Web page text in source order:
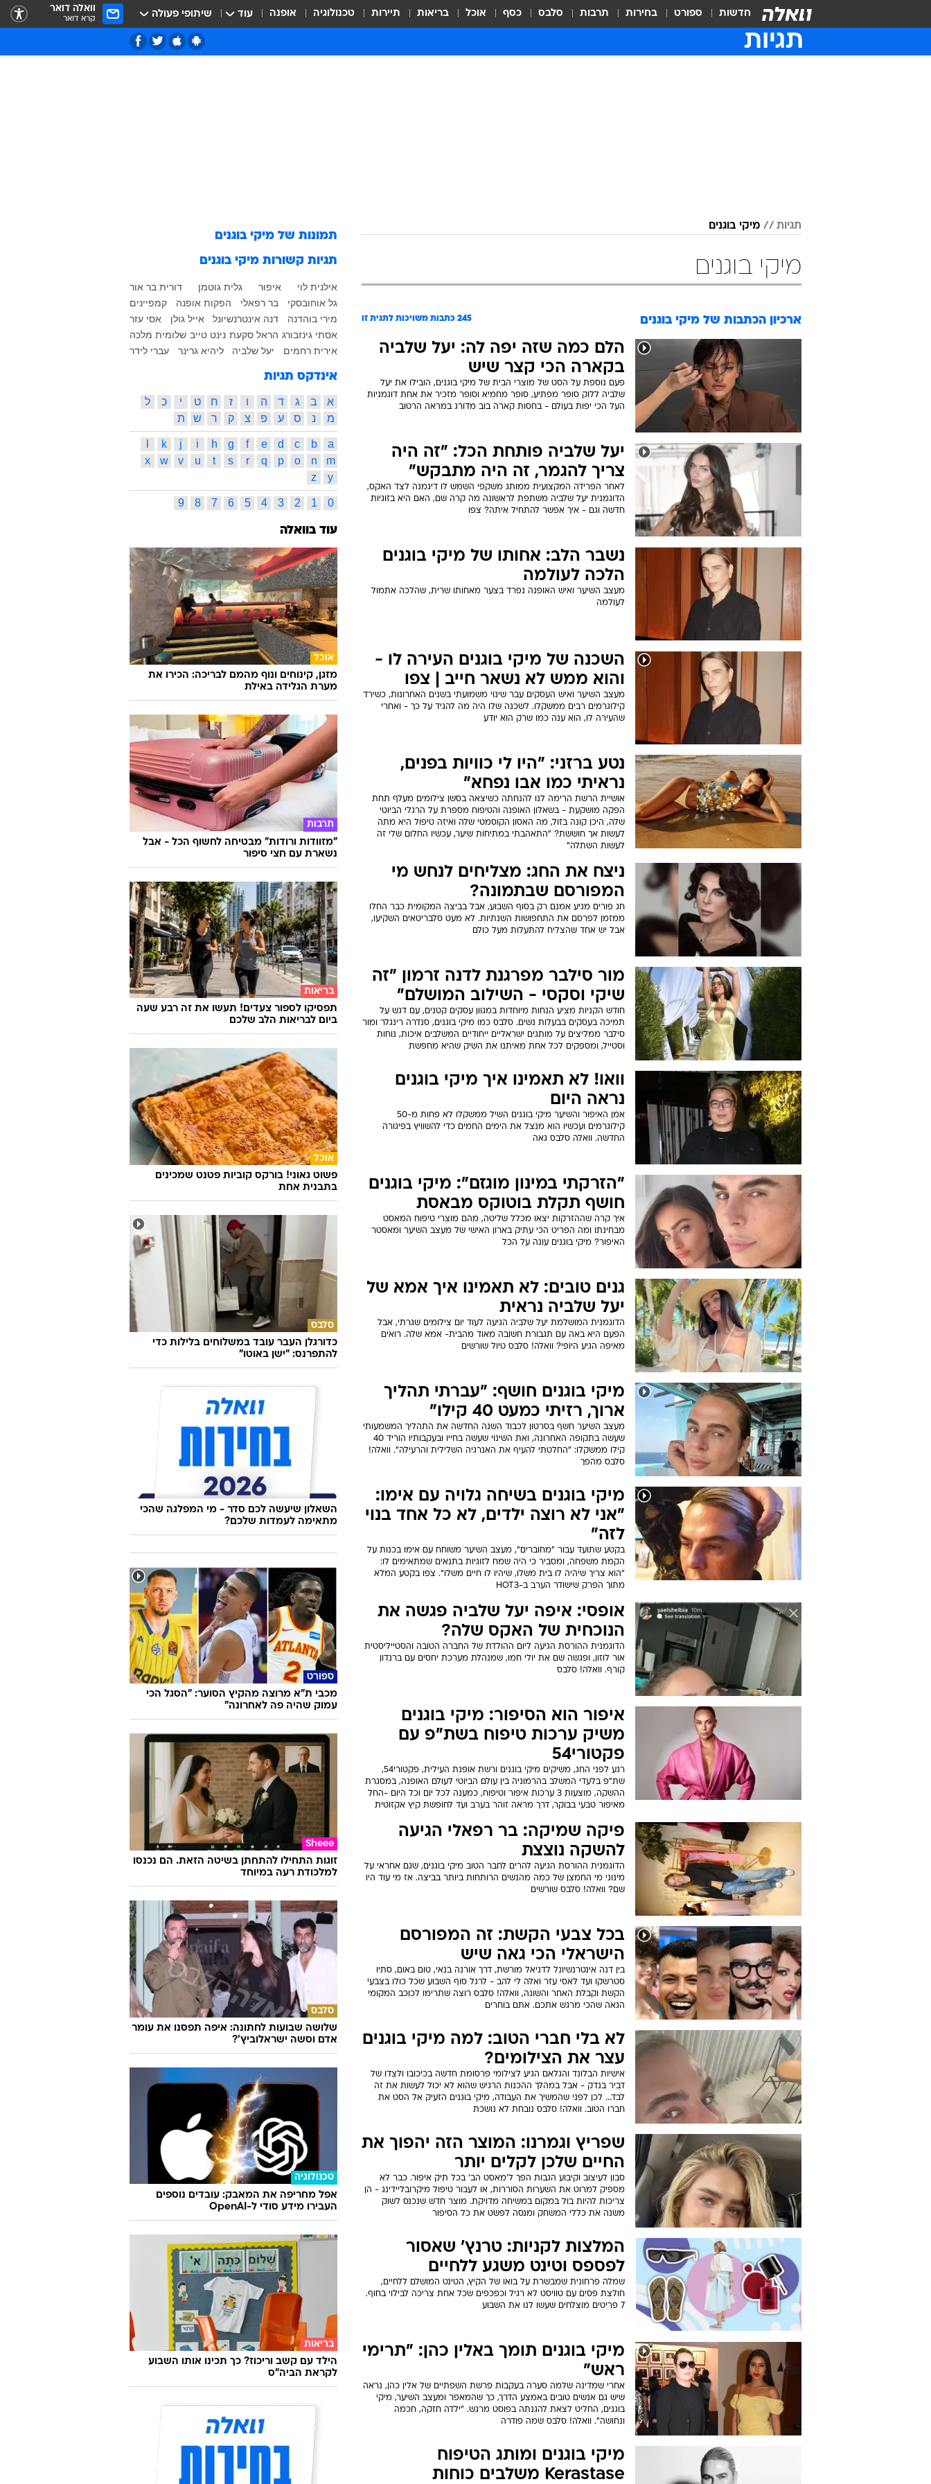
חדשות ספורט בחירות תרבות סלבס כסף אוכל בריאות תיירות טכנולוגיה אופנה עוד שיתופי פעולה וואלה דואר
קרא דואר
תגיות
תגיות מיקי בוגנים
מיקי בוגנים
ארכיון הכתבות של מיקי בוגנים 245 כתבות משויכות לתגית זו
הלם כמה שזה יפה לה: יעל שלביה
בקארה הכי קצר שיש
פעם נוספת על הסט של מוצרי הבית של מיקי בוגנים, הובילו את יעל
שלביה ללוק סופר מפתיע, סופר מחמיא וסופר מזכיר את אחת דוגמניות
העל הכי יפות בעולם - בחסות קארה בוב מדורג במראה הרטוב
יעל שלביה פותחת הכל: "זה היה
צריך להגמר, זה היה מתבקש"
לאחר הפרידה המקצועית ממותג משקפי השמש לו דיגמנה לצד האקס,
הדוגמנית יעל שלביה משתפת לראשונה מה קרה שם, האם היא בזוגיות
חדשה וגם - איך אפשר להתחיל איתה? צפו
נשבר הלב: אחותו של מיקי בוגנים
הלכה לעולמה
מעצב השיער ואיש האופנה נפרד בצער מאחותו שרית, שהלכה אתמול
לעולמה
השכנה של מיקי בוגנים העירה לו -
והוא ממש לא נשאר חייב | צפו
מעצב השיער ואיש העסקים עבר שינוי משמועתי בשנים האחרונות, כשירד
קילוגרמים רבים ממשקלו. לשכנה שלו היה מה להגיד על כך - ואחרי
שהעירה לו, הוא ענה כמו שרק הוא יודע
נטע ברזני: "היו לי כוויות בפנים,
נראיתי כמו אבו נפחא"
אושיית הרשת הרימה לנו להנחתה כשיצאה בסשן צילומים מעלף תחת
הפקה מושקעת - בשאלון האופנה והטיפוח מספרת על הרגלי הביוטי
שלה, היכן קונה בזול, מה האסון הקוסמטי שלה ואיזה טיפול היא מתה
לעשות אך חוששת? "התאהבתי במתיחות שיער, עכשיו החלום שלי זה
לעשות השתלה"
ניצח את החג: מצליחים לנחש מי
המפורסם שבתמונה?
חג פורים מגיע אמנם רק בסוף השבוע, אבל בביצה המקומית כבר החלו
ממזמן לפרסם את התחפושות השנתיות. לא מעט סלבריטאים השקיעו,
אבל יש אחד שהצליח להתעלות מעל כולם
מור סילבר מפרגנת לדנה זרמון "זה
שיקי וסקסי - השילוב המושלם"
חודש הקניות מציע הנחות מיוחדות במגוון עסקים קטנים, עם דגש על
תמיכה בעסקים בבעלות נשים. סלבס כמו מיקי בוגנים, סנדרה רינגלר ומור
סילבר ממליצים על מותגים ישראליים ייחודיים המשלבים איכות, נוחות
וסטייל, ומספקים לכל אחת מאיתנו את השיק שהיא מחפשת
וואו! לא תאמינו איך מיקי בוגנים
נראה היום
אמן האיפור והשיער מיקי בוגנים השיל ממשקלו לא פחות מ-50
קילוגרמים ועכשיו הוא מנצל את הימים החמים כדי להשוויץ בפיגורה
החדשה. וואלה סלבס גאה
"הזרקתי במינון מוגזם": מיקי בוגנים
חושף תקלת בוטוקס מבאסת
איך קרה שההזרקות יצאו מכלל שליטה, מהם מוצרי טיפוח המאסט
מבחינתו ומה הפריט הכי עתיק בארון האישי של מעצב השיער ומאסטר
האיפור? מיקי בוגנים עונה על הכל
גנים טובים: לא תאמינו איך אמא של
יעל שלביה נראית
הדוגמנית המושלמת יעל שלביה הגיעה לעוד יום צילומים שגרתי, אבל
הפעם היא באה עם תגבורת חשובה מאוד מהבית- אמא שלה. רואים
מאיפה הגיע היופי? וואלה! סלבס טיול שורשים
מיקי בוגנים חושף: "עברתי תהליך
ארוך, רזיתי כמעט 40 קילו"
מעצב השיער חשף בסרטון לכבוד השנה החדשה את התהליך המשמעותי
שעשה בתקופה האחרונה, ואת השינוי שעשה בחייו ובעקבותיו הוריד 40
קילו ממשקלו: "החלטתי להעיף את האנרגיה השלילית והרעילה". וואלה!
סלבס מהפך
מיקי בוגנים בשיחה גלויה עם אימו:
"אני לא רוצה ילדים, לא כל אחד בנוי
לזה"
בקטע שתועד עבור "מחוברים", מעצב השיער משוחח עם אימו בכנות על
הקמת משפחה, ומסביר כי היה שמח לזוגיות בתנאים שמתאימים לו:
"הוא צריך שיהיה לו בית משלו, שיהיו לו חיים משלו". צפו בקטע המלא
מתוך הפרק שישודר הערב ב-HOT3
אופסי: איפה יעל שלביה פגשה את
הנוכחית של האקס שלה?
הדוגמנית ההורסת הגיעה ליום ההולדת של החברה הטובה והסטייליסטית
אור לוזון, ופגשה שם את יולי חמו, שמנהלת מערכת יחסים עם ברנדון
קורף. וואלה! סלבס
איפור הוא הסיפור: מיקי בוגנים
משיק ערכות טיפוח בשת"פ עם
פקטורי54
רגע לפני החג, משיקים מיקי בוגנים ורשת אופנת העילית, פקטורי54,
שת"פ בלעדי המשלב בהרמוניה בין עולם הביוטי לעולם האופנה, במסגרת
ההשקה, מוצעות 3 ערכות איפור וטיפוח, כמענה לכל יום וכל היום -החל
מאיפור טבעי בבוקר, דרך מראה זוהר בערב ועד לחופשת קיץ אקזוטית
פיקה שמיקה: בר רפאלי הגיעה
להשקה נוצצת
הדוגמנית ההורסת הגיעה להרים לחבר הטוב מיקי בוגנים, שגם אחראי על
מינוני מי החמצן של כמה מהנשים הרותחות ביותר בביצה. אז מי עוד היו
שם? וואלה! סלבס שורשים
בכל צבעי הקשת: זה המפורסם
הישראלי הכי גאה שיש
בין דנה אינטרנשיונל לדניאל מורשת, דרך אורנה בנאי, טום באום, סתיו
סטרשקו ועד לאסי עזר ואלה לי להב - לרגל סוף השבוע שכל כולו בצבעי
הקשת וקבלת האחר והשונה, וואלה! סלבס רוצה שתרימו לכוכב המקומי
הגאה שהכי מרגש אתכם. אתם בוחרים
לא בלי חברי הטוב: למה מיקי בוגנים
עצר את הצילומים?
אישיות הבלונד והגלאם הגיע לצילומי פרסומת חדשה בכיכובו ולצדו של
דביר בנדק - אבל במהלך ההכנות הרגיש שהוא לא יכול לעשות את זה
לבד... לכן לפני שהמשיך את העבודה, מיקי בוגנים הזעיק אל הסט את
חברו הטוב. וואלה! סלבס נובחת לא נושכת
שפריץ וגמרנו: המוצר הזה יהפוך את
החיים שלכן לקלים יותר
סבון לעיצוב וקיבוע הגבות הפך ל'מאסט הב' בכל תיק איפור. כבר לא
מספיק למרוט את השערות הסוררות, או לעבור טיפול מיקרובליידינג - הן
צריכות להיות בול במקום במשיחה מדויקת. מוצר חדש שנכנס לשוק
משנה את כללי המשחק ומנסה לפשט את כל הסיפור
המלצות לקניות: טרנץ' שאסור
לפספס וטינט משגע ללחיים
שמלה פרחונית שמבשרת על בואו של הקיץ, הטינט המושלם ללחיים,
חולצת פסים עם טוויסט לא רגיל וכפכפים שכל אחת צריכה לבילוי בחוף.
7 פריטים מוצלחים שעשו לנו את השבוע
מיקי בוגנים תומך באלין כהן: "תרימי
ראש"
אחרי שמדינה שלמה סערה בעקבות פרשת השפתיים של אלין כהן, נראה
שיש גם אנשים טובים באמצע הדרך, כך שהמאפר ומעצב השיער, מיקי
בוגנים, החליט לצאת להגנתה בפוסט מרגש. "ילדה חזקה, חכמה
ונחושה". וואלה! סלבס שמה פודרה
מיקי בוגנים ומותג הטיפוח
Kerastase משלבים כוחות
תמונות של מיקי בוגנים
תגיות קשורות מיקי בוגנים
אילנית לוי איפור גלית גוטמן
דורית בר אור
גל אוחובסקי
בר רפאלי הפקות אופנה
קמפיינים
מירי בוהדנה
דנה אינטרנשיונל אייל גולן
אסי עזר
אסתי גינזבורג הראל סקעת נינט טייב שלומית מלכה
אירית רחמים
יעל שלביה ליהיא גרינר עברי לידר
אינדקס תגיות
א ב ג ד ה ו ז ח ט י כ
ל
מ
נ ס ע פ צ ק ר ש ת
a
b
c
d
e
f
g
h
i
j
k
m
n
o
p
q
r
s
t
u
v
w
x
y
z
0
1
2
3
4
5
6
7
8
9
עוד בוואלה
אוכל
מזגן, קינוחים ונוף מהמם לבריכה: הכירו את
מערת הגלידה באילת
תרבות
"מזוודות ורודות" מבטיחה לחשוף הכל - אבל
נשארת עם חצי סיפור
בריאות
תפסיקו לספור צעדים! תעשו את זה רבע שעה
ביום לבריאות הלב שלכם
אוכל
פשוט גאוני! בורקס קוביות פטנט שמכינים
בתבנית אחת
סלבס
כדורגלן העבר עובד במשלוחים בלילות כדי
להתפרנס: "ישן באוטו"
השאלון שיעשה לכם סדר - מי המפלגה שהכי
מתאימה לעמדות שלכם?
ספורט
מכבי ת"א מרוצה מהקיץ הסוער: "הסגל הכי
עמוק שהיה פה לאחרונה"
Sheee
זוגות התחילו להתחתן בשיטה הזאת. הם נכנסו
למלכודת רעה במיוחד
סלבס
שלושה שבועות לחתונה: איפה תפסנו את עומר
אדם וסשה ישראלוביץ'?
טכנולוגיה
אפל מחריפה את המאבק: עובדים נוספים
העבירו מידע סודי ל-OpenAI
בריאות
הילד עם קשב וריכוז? כך תכינו אותו השבוע
לקראת הביה"ס